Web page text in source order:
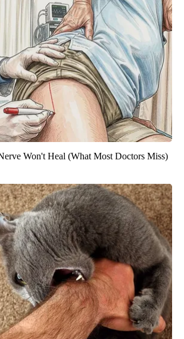
Won't Heal (What Most Doctors Miss)